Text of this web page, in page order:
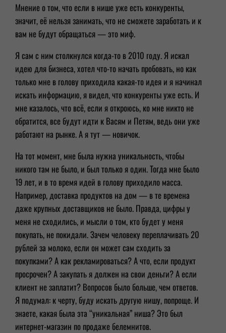
Мнение о том, что если в нише уже есть конкуренты,
значит, её нельзя занимать, что не сможете заработать и к
вам не будут обращаться — это миф.
Я сам с ним столкнулся когда-то в 2010 году. Я искал
идею для бизнеса, хотел что-то начать пробовать, но как
только мне в голову приходила какая-то идея и я начинал
искать информацию, я видел, что конкуренты уже есть. И
мне казалось, что всё, если я откроюсь, ко мне никто не
обратится, все будут идти к Васям и Петям, ведь они уже
работают на рынке. А я тут — новичок.
На тот момент, мне была нужна уникальность, чтобы
никого там не было, и был только я один. Тогда мне было
19 лет, и в то время идей в голову приходило масса.
Например, доставка продуктов на дом — в те времена
даже крупных доставщиков не было. Правда, цифры у
меня не сходились, и мысли о том, кто будет у меня
покупать, не покидали. Зачем человеку переплачивать 20
рублей за молоко, если он может сам сходить за
покупками? А как рекламироваться? А что, если продукт
просрочен? А закупать я должен на свои деньги? А если
клиент не заплатит? Вопросов было больше, чем ответов.
Я подумал: к черту, буду искать другую нишу, попроще. И
знаете, какая была эта “уникальная” ниша? Это был
интернет-магазин по продаже белемнитов.